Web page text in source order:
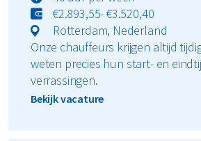
€2.893,55- €3.520,40
Rotterdam, Nederland
Onze chauffeurs krijgen altijd
weten precies hun start- en
verrassingen.
Bekijk vacature